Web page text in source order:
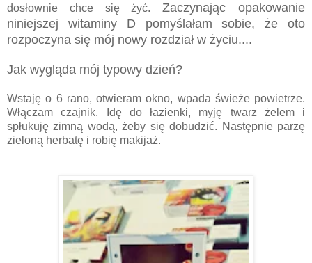
dosłownie chce się żyć.Zaczynając opakowanie
niniejszej witaminy D pomyślałam sobie, że oto
rozpoczyna się mój nowy rozdział w życiu....
Jak wygląda mój typowy dzień?
Wstaję o 6 rano, otwieram okno, wpada świeże powietrze.
Włączam czajnik. Idę do łazienki, myję twarz żelem i
spłukuję zimną wodą, żeby się dobudzić. Następnie parzę
zieloną herbatę i robię makijaż.